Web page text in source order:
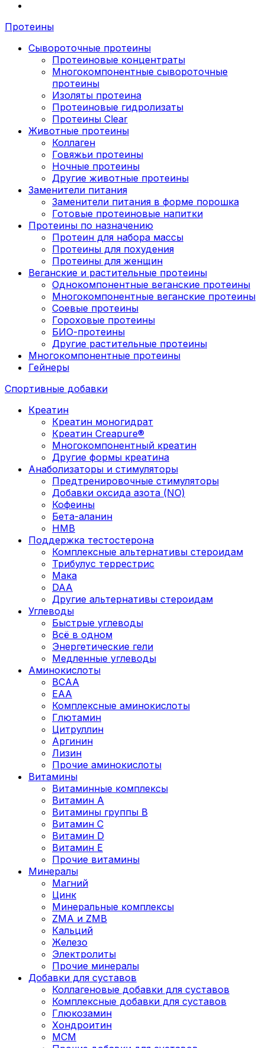
Протеины
Сывороточные протеины
Протеиновые концентраты
Многокомпонентные сывороточные
протеины
Изоляты протеина
Протеиновые гидролизаты
Протеины Clear
Животные протеины
Коллаген
Говяжьи протеины
Ночные протеины
Другие животные протеины
Заменители питания
Заменители питания в форме порошка
Готовые протеиновые напитки
Протеины по назначению
Протеин для набора массы
Протеины для похудения
Протеины для женщин
Веганские и растительные протеины
Однокомпонентные веганские протеины
Многокомпонентные веганские протеины
Соевые протеины
Гороховые протеины
БИО-протеины
Другие растительные протеины
Многокомпонентные протеины
Гейнеры
Спортивные добавки
Креатин
Креатин моногидрат
Креатин Creapure®
Многокомпонентный креатин
Другие формы креатина
Анаболизаторы и стимуляторы
Предтренировочные стимуляторы
Добавки оксида азота (NO)
Кофеины
Бета-аланин
HMB
Поддержка тестостерона
Комплексные альтернативы стероидам
Трибулус террестрис
Мака
DAA
Другие альтернативы стероидам
Углеводы
Быстрые углеводы
Всё в одном
Энергетические гели
Медленные углеводы
Аминокислоты
BCAA
EAA
Комплексные аминокислоты
Глютамин
Цитруллин
Аргинин
Лизин
Прочие аминокислоты
Витамины
Витаминные комплексы
Витамин А
Витамины группы В
Витамин C
Витамин D
Витамин Е
Прочие витамины
Минералы
Магний
Цинк
Минеральные комплексы
ZMA и ZMB
Кальций
Железо
Электролиты
Прочие минералы
Добавки для суставов
Коллагеновые добавки для суставов
Комплексные добавки для суставов
Глюкозамин
Хондроитин
MCM